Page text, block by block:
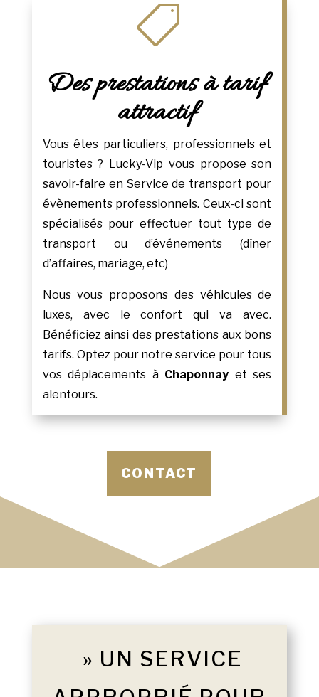

Des prestations à tarif
attractif
Vous êtes particuliers, professionnels et
touristes ? Lucky-Vip vous propose son
savoir-faire en Service de transport pour
évènements professionnels. Ceux-ci sont
spécialisés pour effectuer tout type de
transport ou d’événements (dîner
d’affaires, mariage, etc)
Nous vous proposons des véhicules de
luxes, avec le confort qui va avec.
Bénéficiez ainsi des prestations aux bons
tarifs. Optez pour notre service pour tous
vos déplacements à Chaponnay et ses
alentours.
CONTACT
» UN SERVICE